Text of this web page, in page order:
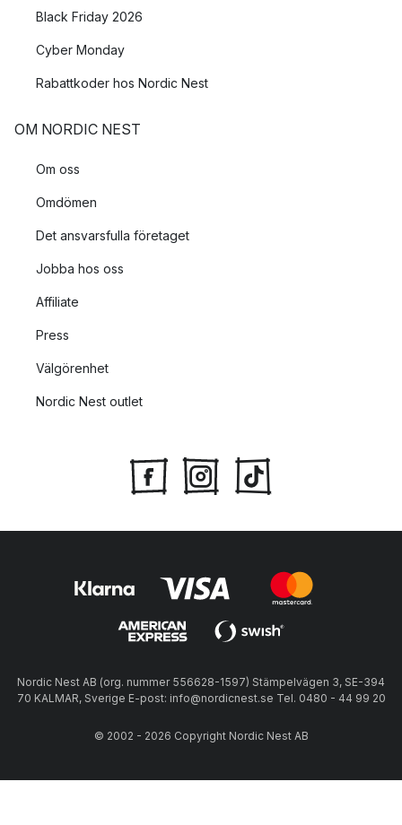
Black Friday 2026
Cyber Monday
Rabattkoder hos Nordic Nest
OM NORDIC NEST
Om oss
Omdömen
Det ansvarsfulla företaget
Jobba hos oss
Affiliate
Press
Välgörenhet
Nordic Nest outlet
Nordic Nest AB (org. nummer 556628-1597) Stämpelvägen 3, SE-394
70 KALMAR, Sverige E-post: info@nordicnest.se Tel. 0480 - 44 99 20
© 2002 - 2026 Copyright Nordic Nest AB